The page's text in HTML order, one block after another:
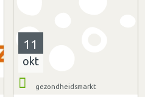
11
okt
gezondheidsmarkt